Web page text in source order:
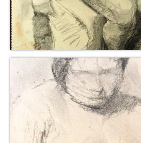
Themenflyer: Buch und
Themenflyer: Sehnsucht
Themenflyer: Walter Becker
Themenflyer: Richild Holt
Themenflyer: Ernst Geitlinger
Themenflyer: Michel Wagner
Weitere Themenflyer